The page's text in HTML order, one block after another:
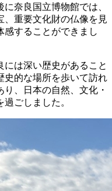
奈良国立博物館では、
、重要文化財の仏像を見
感することができまし
は深い歴史があること
史的な場所を歩いて訪れ
、日本の自然、文化・
ごしました。